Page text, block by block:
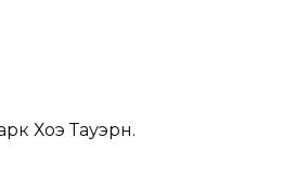
Хоэ Тауэрн.